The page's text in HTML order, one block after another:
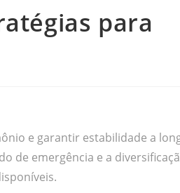
para
e garantir estabilidade a
de emergência e a